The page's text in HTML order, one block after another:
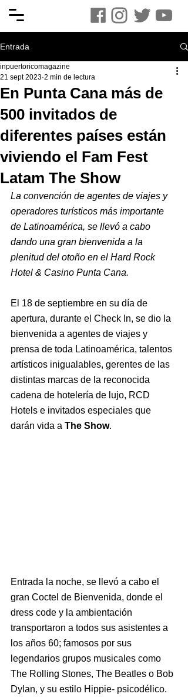
Entrada
En Punta Cana más de
500 invitados de
diferentes países están
viviendo el Fam Fest
Latam The Show
inpuertoricomagazine
21 sept 2023 2 min de lectura
La convención de agentes de viajes y
operadores turísticos más importante
de Latinoamérica, se llevó a cabo
dando una gran bienvenida a la
plenitud del otoño en el Hard Rock
Hotel & Casino Punta Cana.
El 18 de septiembre en su día de
apertura, durante el Check In, se dio la
bienvenida a agentes de viajes y
prensa de toda Latinoamérica, talentos
artísticos inigualables, gerentes de las
distintas marcas de la reconocida
cadena de hotelería de lujo, RCD
Hotels e invitados especiales que
darán vida a The Show.
Entrada la noche, se llevó a cabo el
gran Coctel de Bienvenida, donde el
dress code y la ambientación
transportaron a todos sus asistentes a
los años 60; famosos por sus
legendarios grupos musicales como
The Rolling Stones, The Beatles o Bob
Dylan, y su estilo Hippie- psicodélico.